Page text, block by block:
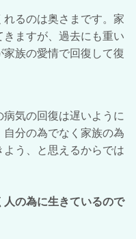
るのは奥さまです。家
ますが、過去にも重い
族の愛情で回復して復
気の回復は遅いように
分の為でなく家族の為
う、と思えるからでは
人の為に生きているので